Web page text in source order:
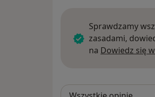
Sprawdzamy
zasadami,
na Dowiedz się